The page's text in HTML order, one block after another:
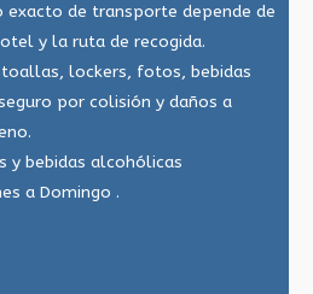
exacto de transporte depende de
y la ruta de recogida.
lockers, fotos, bebidas
por colisión y daños a
y bebidas alcohólicas
a Domingo .